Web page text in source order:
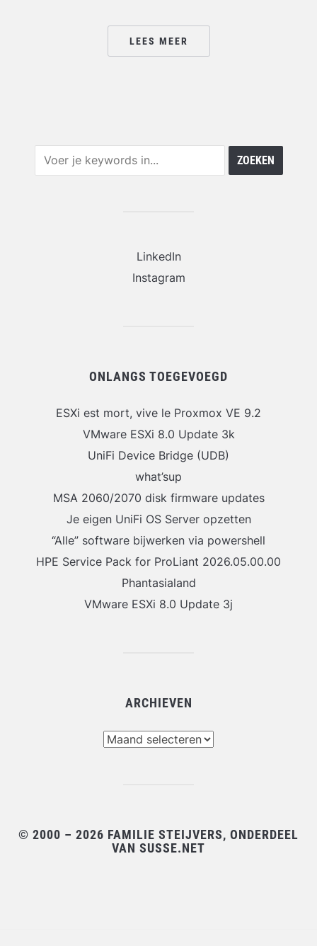
LEES MEER
LinkedIn
Instagram
ONLANGS TOEGEVOEGD
ESXi est mort, vive le Proxmox VE 9.2
VMware ESXi 8.0 Update 3k
UniFi Device Bridge (UDB)
what’sup
MSA 2060/2070 disk firmware updates
Je eigen UniFi OS Server opzetten
“Alle” software bijwerken via powershell
HPE Service Pack for ProLiant 2026.05.00.00
Phantasialand
VMware ESXi 8.0 Update 3j
ARCHIEVEN
© 2000 – 2026 FAMILIE STEIJVERS, ONDERDEEL
VAN SUSSE.NET